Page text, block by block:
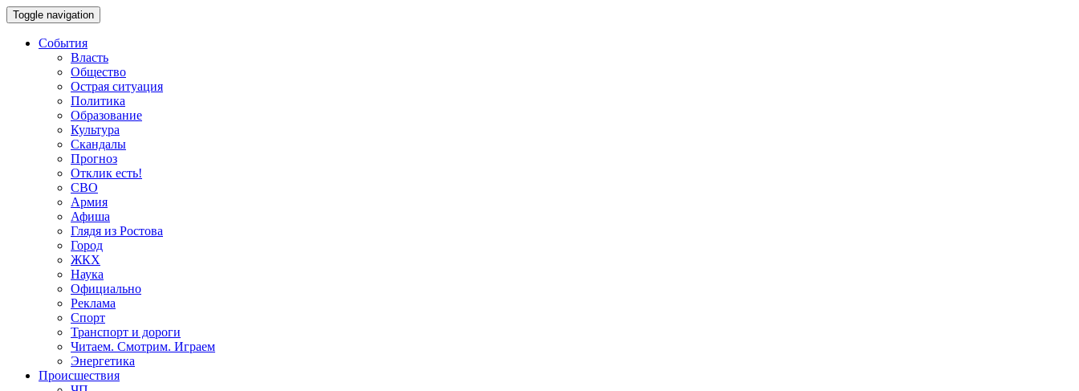
Toggle navigation
События
Власть
Общество
Острая ситуация
Политика
Образование
Культура
Скандалы
Прогноз
Отклик есть!
СВО
Армия
Афиша
Глядя из Ростова
Город
ЖКХ
Наука
Официально
Реклама
Спорт
Транспорт и дороги
Читаем. Смотрим. Играем
Энергетика
Происшествия